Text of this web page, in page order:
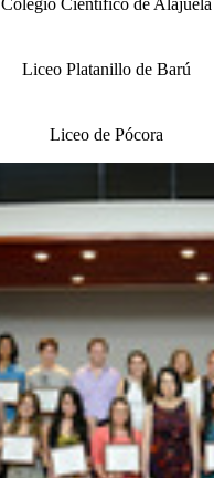
Liceo Platanillo de Barú
Liceo de Pócora